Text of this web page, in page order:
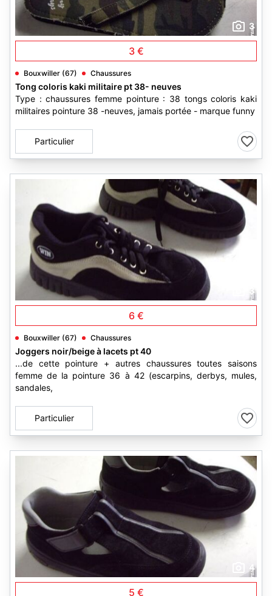
3
3 €
Bouxwiller (67) Chaussures
Tong coloris kaki militaire pt 38- neuves
Type : chaussures femme pointure : 38 tongs coloris kaki
militaires pointure 38 -neuves, jamais portée - marque funny
Particulier
3
6 €
Bouxwiller (67) Chaussures
Joggers noir/beige à lacets pt 40
...de cette pointure + autres chaussures toutes saisons
femme de la pointure 36 à 42 (escarpins, derbys, mules,
sandales,
Particulier
4
5 €